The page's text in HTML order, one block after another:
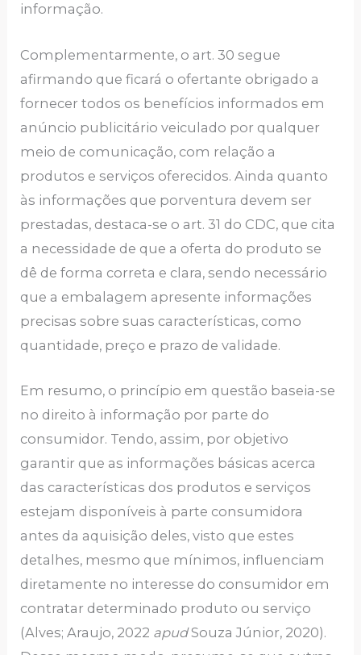
informação.
Complementarmente, o art. 30 segue
afirmando que ficará o ofertante obrigado a
fornecer todos os benefícios informados em
anúncio publicitário veiculado por qualquer
meio de comunicação, com relação a
produtos e serviços oferecidos. Ainda quanto
às informações que porventura devem ser
prestadas, destaca-se o art. 31 do CDC, que cita
a necessidade de que a oferta do produto se
dê de forma correta e clara, sendo necessário
que a embalagem apresente informações
precisas sobre suas características, como
quantidade, preço e prazo de validade.
Em resumo, o princípio em questão baseia-se
no direito à informação por parte do
consumidor. Tendo, assim, por objetivo
garantir que as informações básicas acerca
das características dos produtos e serviços
estejam disponíveis à parte consumidora
antes da aquisição deles, visto que estes
detalhes, mesmo que mínimos, influenciam
diretamente no interesse do consumidor em
contratar determinado produto ou serviço
(Alves; Araujo, 2022 apudSouza Júnior, 2020).